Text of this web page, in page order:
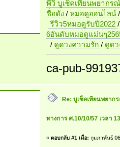
พี่วิ บูเช็คเทียนพยากร
ชื่อดัง / หมอดูออนไลน์
รีวิว5หมอดูรับปี2022
6อันดับหมอดูแม่นๆ
/ ดูดวงความรัก / ดูด
ca-pub-
Re: บูเช็คเทียนพยาก
ทางการ ศ.10/10/57 เวลา
« ตอบกลับ #1 เมื่อ: กุมภาพันธ์